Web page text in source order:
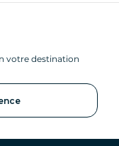
votre destination